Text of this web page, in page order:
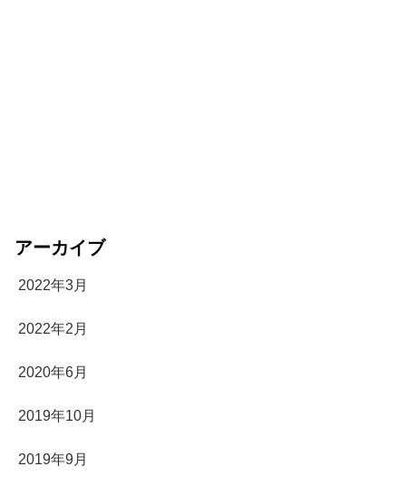
アーカイブ
2022年3月
2022年2月
2020年6月
2019年10月
2019年9月